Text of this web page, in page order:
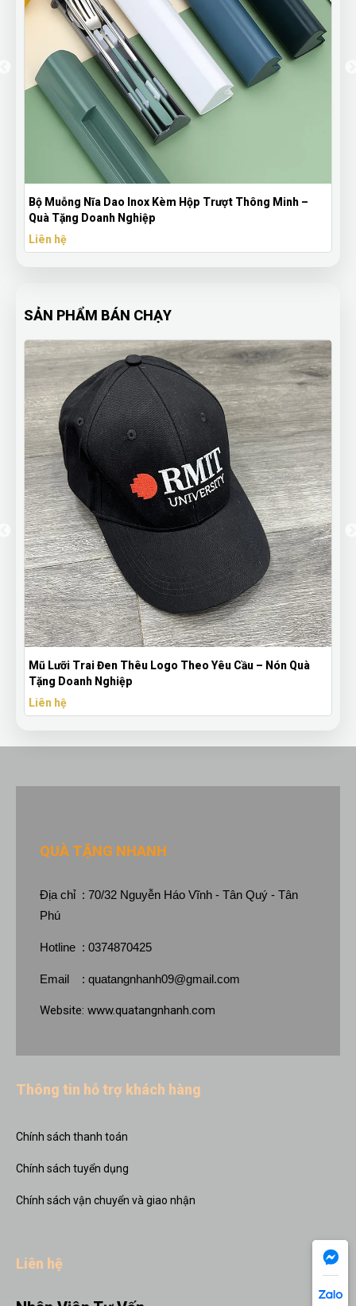
Bộ Muỗng Nĩa Dao Inox Kèm Hộp Trượt Thông Minh –
Quà Tặng Doanh Nghiệp
Liên hệ
SẢN PHẨM BÁN CHẠY
Mũ Lưỡi Trai Đen Thêu Logo Theo Yêu Cầu – Nón Quà
Tặng Doanh Nghiệp
Liên hệ
QUÀ TẶNG NHANH
Địa chỉ : 70/32 Nguyễn Háo Vĩnh - Tân Quý - Tân
Phú
Hotline : 0374870425
Email : quatangnhanh09@gmail.com
Website: www.quatangnhanh.com
Thông tin hỗ trợ khách hàng
Chính sách thanh toán
Chính sách tuyển dụng
Chính sách vận chuyển và giao nhận
Liên hệ